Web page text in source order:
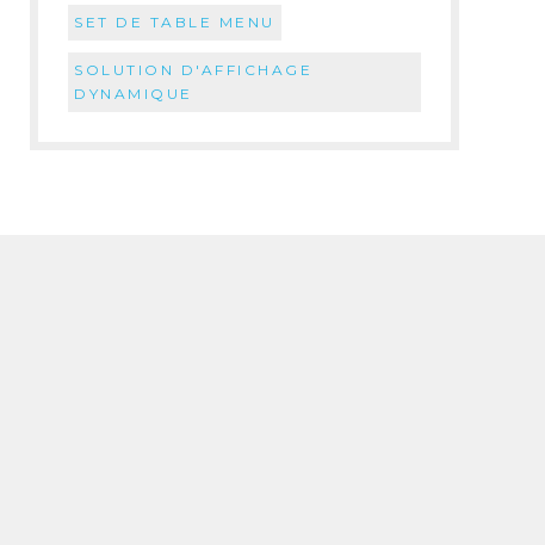
SET DE TABLE MENU
SOLUTION D'AFFICHAGE
DYNAMIQUE